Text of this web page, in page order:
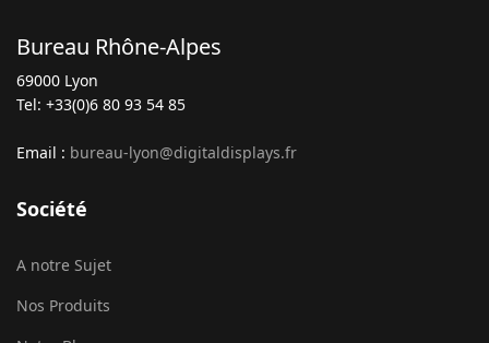
Bureau Rhône-Alpes
69000 Lyon
Tel: +33(0)6 80 93 54 85
Email : bureau-lyon@digitaldisplays.fr
Société
A notre Sujet
Nos Produits